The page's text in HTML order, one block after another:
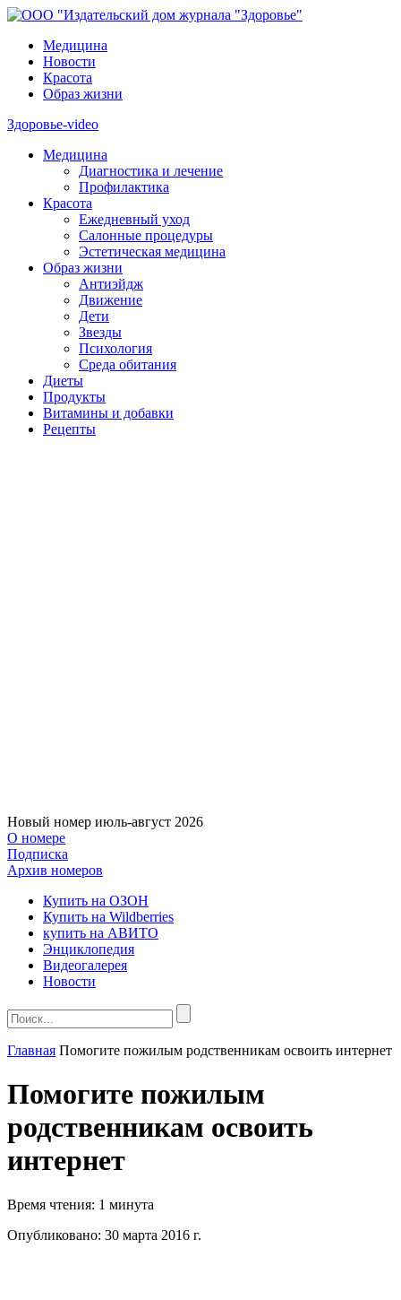
Медицина
Новости
Красота
Образ жизни
Здоровье-video
Медицина
Диагностика и лечение
Профилактика
Красота
Ежедневный уход
Салонные процедуры
Эстетическая медицина
Образ жизни
Антиэйдж
Движение
Дети
Звезды
Психология
Среда обитания
Диеты
Продукты
Витамины и добавки
Рецепты
Новый номер июль-август 2026
О номере
Подписка
Архив номеров
Купить на ОЗОН
Купить на Wildberries
купить на АВИТО
Энциклопедия
Видеогалерея
Новости
Главная Помогите пожилым родственникам освоить интернет
Помогите пожилым
родственникам освоить
интернет
Время чтения: 1 минута
Опубликовано: 30 марта 2016 г.